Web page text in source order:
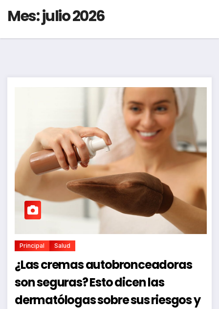
Mes:julio 2026
Principal Salud
¿Las cremas autobronceadoras
son seguras? Esto dicen las
dermatólogas sobre sus riesgos y